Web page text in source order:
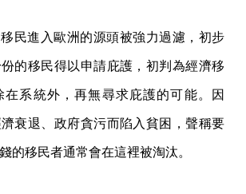
民進入歐洲的源頭被強力過濾，初步
的移民得以申請庇護，初判為經濟移
在系統外，再無尋求庇護的可能。因
衰退、政府貪污而陷入貧困，聲稱要
的移民者通常會在這裡被淘汰。